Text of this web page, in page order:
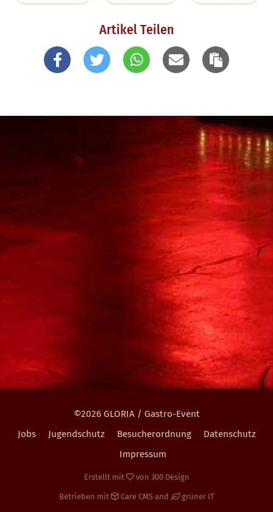
Artikel Teilen
©2026 GLORIA / Gastro-Event
Jobs
Jugendschutz Besucherordnung
Datenschutz
Impressum
Erstellt mit von 300 Design
Betrieben mit Care CMSand grüner IT